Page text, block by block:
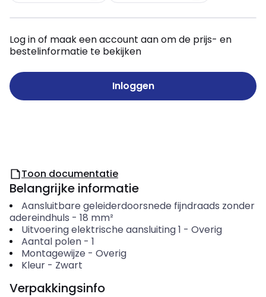
Log in of maak een account aan om de prijs- en
bestelinformatie te bekijken
Inloggen
Toon documentatie
Belangrijke informatie
Aansluitbare geleiderdoorsnede fijndraads zonder
adereindhuls - 18 mm²
Uitvoering elektrische aansluiting 1 - Overig
Aantal polen- 1
Montagewijze - Overig
Kleur- Zwart
Verpakkingsinfo